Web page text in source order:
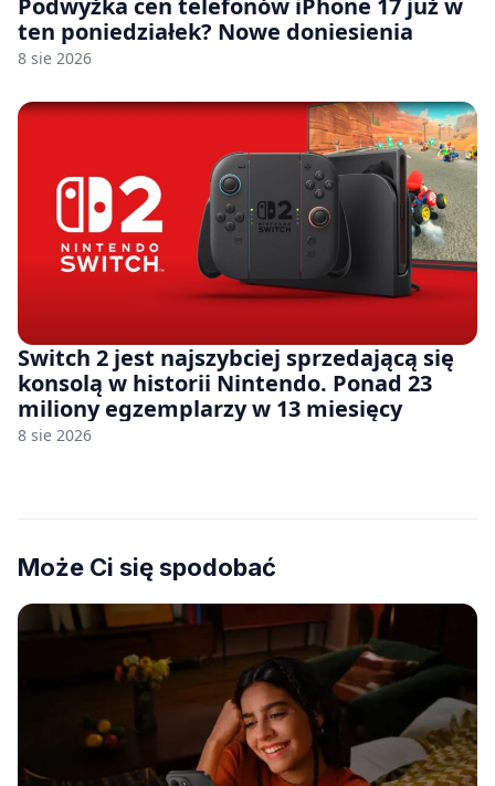
Podwyżka cen telefonów iPhone 17 już w
ten poniedziałek? Nowe doniesienia
8 sie 2026
Switch 2 jest najszybciej sprzedającą się
konsolą w historii Nintendo. Ponad 23
miliony egzemplarzy w 13 miesięcy
8 sie 2026
Może Ci się spodobać